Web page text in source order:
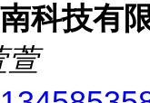
科技有
萱